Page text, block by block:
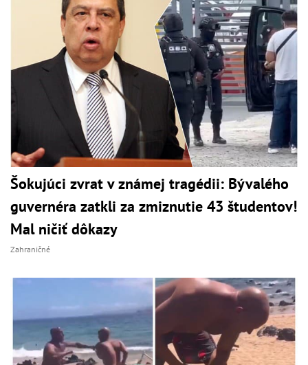
Šokujúci zvrat v známej tragédii: Bývalého
guvernéra zatkli za zmiznutie 43 študentov!
Mal ničiť dôkazy
Zahraničné